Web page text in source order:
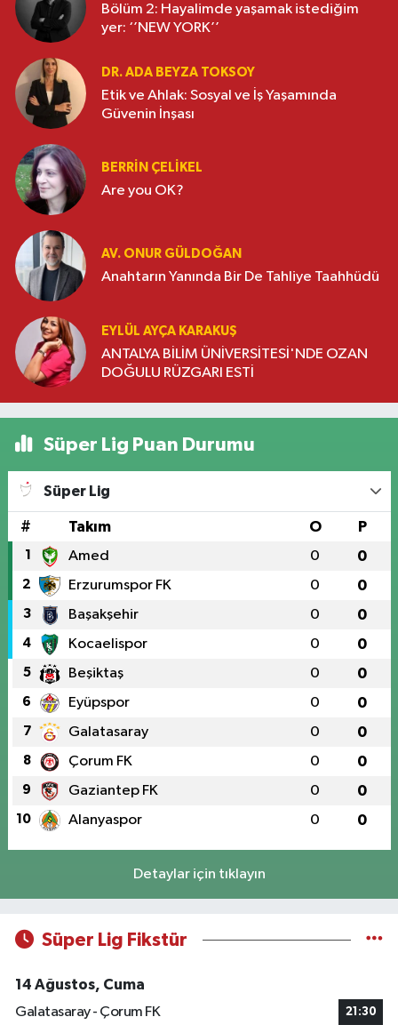
Bölüm 2: Hayalimde yaşamak istediğim
yer: ‘’NEW YORK’’
DR. ADA BEYZA TOKSOY
Etik ve Ahlak: Sosyal ve İş Yaşamında
Güvenin İnşası
BERRIN ÇELIKEL
Are you OK?
AV. ONUR GÜLDOĞAN
Anahtarın Yanında Bir De Tahliye Taahhüdü
EYLÜL AYÇA KARAKUŞ
ANTALYA BİLİM ÜNİVERSİTESİ'NDE OZAN
DOĞULU RÜZGARI ESTİ
Süper Lig Puan Durumu
Süper Lig
# Takım O P
1 Amed 0 0
2 Erzurumspor FK 0 0
3 Başakşehir 0 0
4 Kocaelispor 0 0
5 Beşiktaş 0 0
6 Eyüpspor 0 0
7 Galatasaray 0 0
8 Çorum FK 0 0
9 Gaziantep FK 0 0
10 Alanyaspor 0 0
Detaylar için tıklayın
Süper Lig Fikstür
14 Ağustos, Cuma
Galatasaray - Çorum FK
21:30